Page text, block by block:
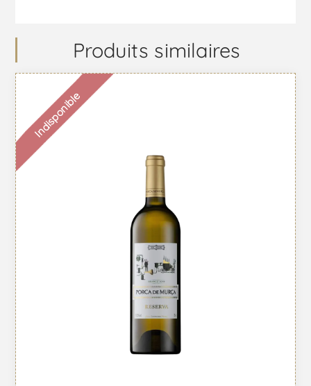
Produits similaires
Indisponible